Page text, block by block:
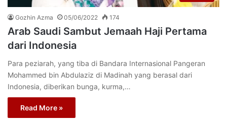
Gozhin Azma 05/06/2022 174
Arab Saudi Sambut Jemaah Haji Pertama
dari Indonesia
Para peziarah, yang tiba di Bandara Internasional Pangeran
Mohammed bin Abdulaziz di Madinah yang berasal dari
Indonesia, diberikan bunga, kurma,…
Read More »